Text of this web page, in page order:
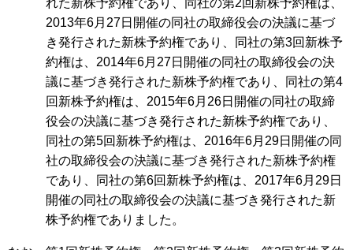
れた新株予約権であり、同社の第2回新株予約権は、
2013年6月27日開催の同社の取締役会の決議に基づ
き発行された新株予約権であり、同社の第3回新株予
約権は、2014年6月27日開催の同社の取締役会の決
議に基づき発行された新株予約権であり、同社の第4
回新株予約権は、2015年6月26日開催の同社の取締
役会の決議に基づき発行された新株予約権であり、
同社の第5回新株予約権は、2016年6月29日開催の同
社の取締役会の決議に基づき発行された新株予約権
であり、同社の第6回新株予約権は、2017年6月29日
開催の同社の取締役会の決議に基づき発行された新
株予約権でありました。